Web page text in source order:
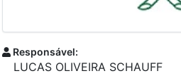
Responsável:
LUCAS OLIVEIRA SCHAUFF